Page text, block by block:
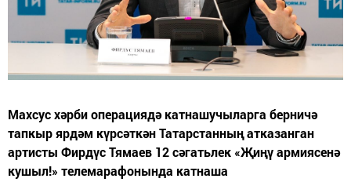
Махсус хәрби операциядә катнашучыларга берничә
тапкыр ярдәм күрсәткән Татарстанның атказанган
артисты Фирдүс Тямаев 12 сәгатьлек «Җиңү армиясенә
кушыл!» телемарафонында катнаша